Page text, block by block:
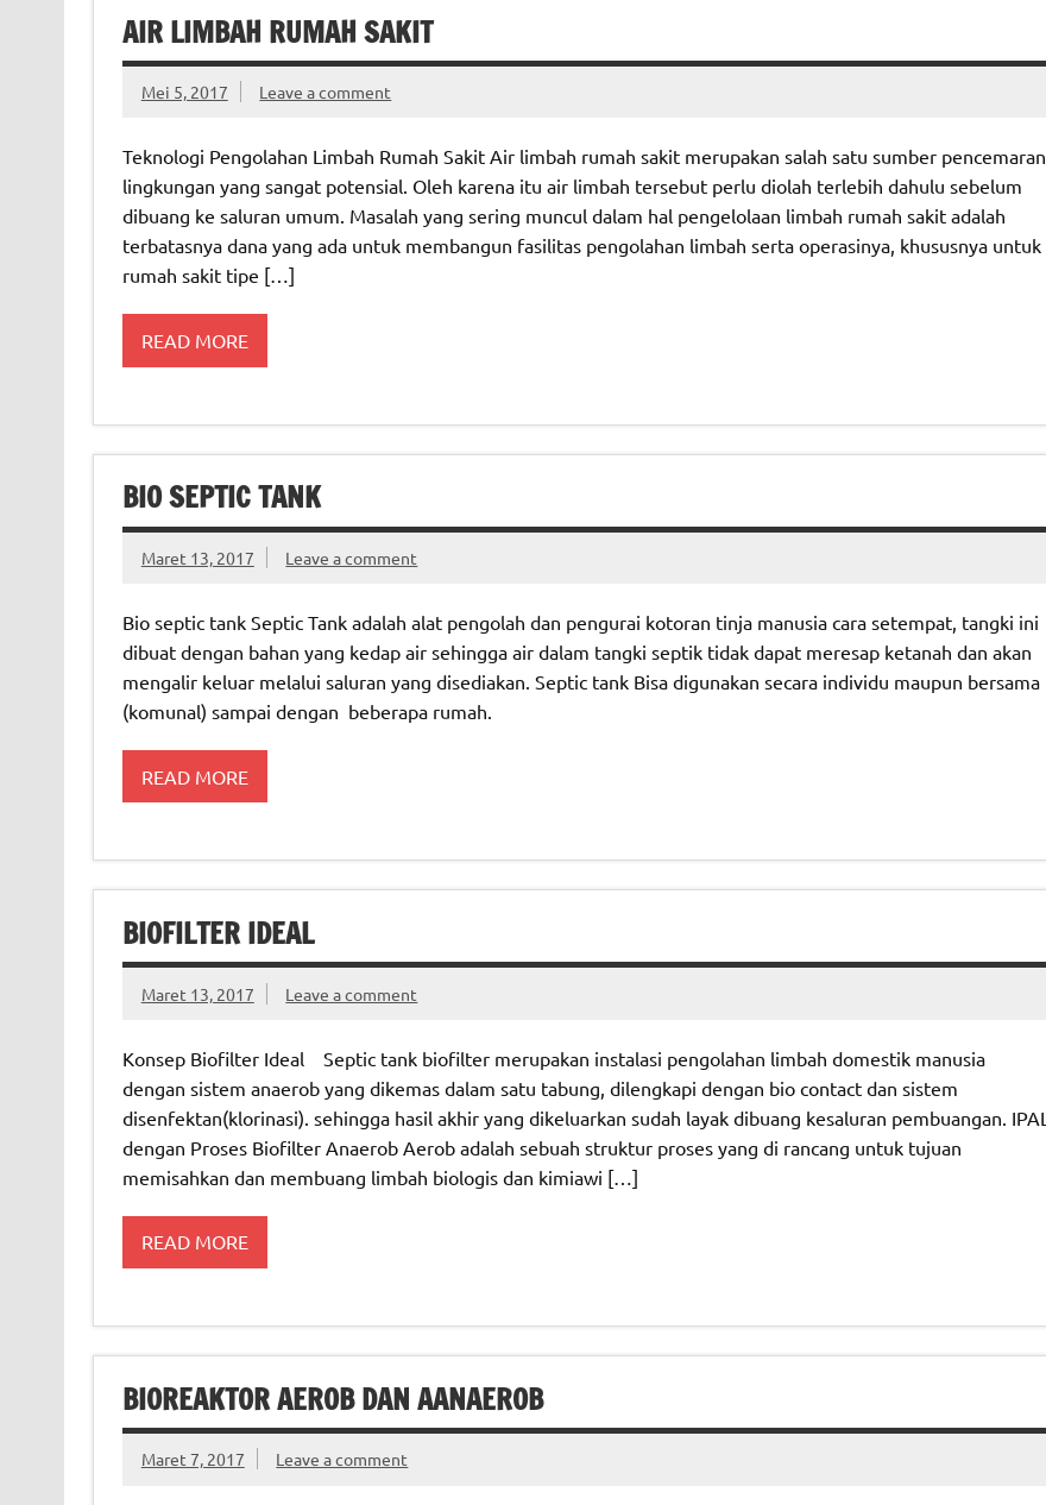
AIR LIMBAH RUMAH SAKIT
Mei 5, 2017 Leave a comment
Teknologi Pengolahan Limbah Rumah Sakit Air limbah rumah sakit merupakan salah satu sumber pencemaran
lingkungan yang sangat potensial. Oleh karena itu air limbah tersebut perlu diolah terlebih dahulu sebelum
dibuang ke saluran umum. Masalah yang sering muncul dalam hal pengelolaan limbah rumah sakit adalah
terbatasnya dana yang ada untuk membangun fasilitas pengolahan limbah serta operasinya, khususnya untuk
rumah sakit tipe […]
READ MORE
BIO SEPTIC TANK
Maret 13, 2017 Leave a comment
Bio septic tank Septic Tank adalah alat pengolah dan pengurai kotoran tinja manusia cara setempat, tangki ini
dibuat dengan bahan yang kedap air sehingga air dalam tangki septik tidak dapat meresap ketanah dan akan
mengalir keluar melalui saluran yang disediakan. Septic tank Bisa digunakan secara individu maupun bersama
(komunal) sampai dengan beberapa rumah.
READ MORE
BIOFILTER IDEAL
Maret 13, 2017 Leave a comment
Konsep Biofilter Ideal Septic tank biofilter merupakan instalasi pengolahan limbah domestik manusia
dengan sistem anaerob yang dikemas dalam satu tabung, dilengkapi dengan bio contact dan sistem
disenfektan(klorinasi). sehingga hasil akhir yang dikeluarkan sudah layak dibuang kesaluran pembuangan. IPAL
dengan Proses Biofilter Anaerob Aerob adalah sebuah struktur proses yang di rancang untuk tujuan
memisahkan dan membuang limbah biologis dan kimiawi […]
READ MORE
BIOREAKTOR AEROB DAN AANAEROB
Maret 7, 2017 Leave a comment